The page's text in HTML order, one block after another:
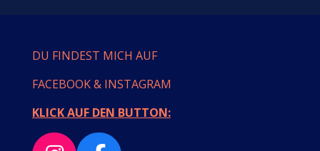
DU FINDEST MICH AUF
FACEBOOK & INSTAGRAM
KLICK AUF DEN BUTTON: